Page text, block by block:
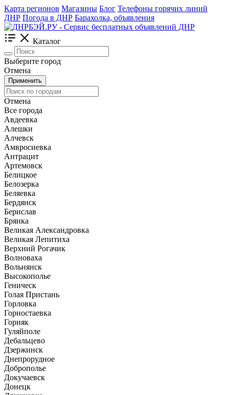
Карта регионов Магазины Блог Телефоны горячих линий
ДНР Погода в ДНР Барахолка, объявления
Каталог
Выберите город
Отмена
Применить
Отмена
Все города
Авдеевка
Алешки
Алчевск
Амвросиевка
Антрацит
Артемовск
Белицкое
Белозерка
Беляевка
Бердянск
Берислав
Брянка
Великая Александровка
Великая Лепитиха
Верхний Рогачик
Волноваха
Вольнянск
Высокополье
Геническ
Голая Пристань
Горловка
Горностаевка
Горняк
Гуляйполе
Дебальцево
Дзержинск
Днепрорудное
Доброполье
Докучаевск
Донецк